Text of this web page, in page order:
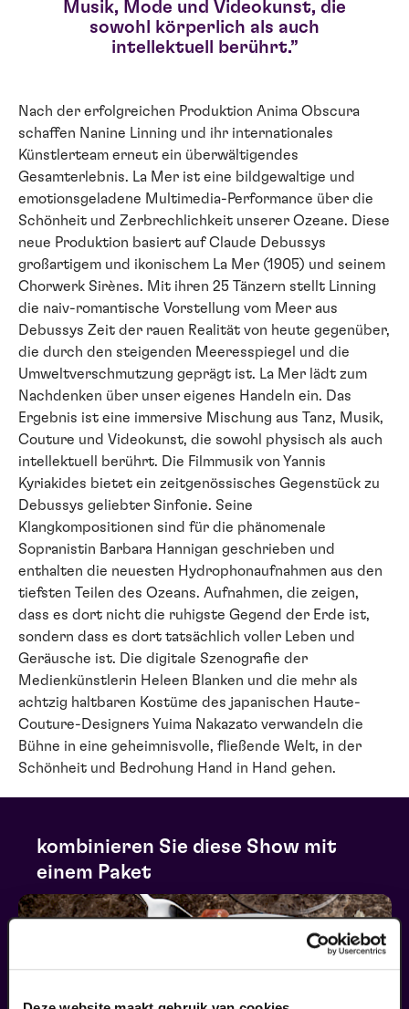
Musik, Mode und Videokunst, die
sowohl körperlich als auch
intellektuell berührt.
Nach der erfolgreichen Produktion Anima Obscura
schaffen Nanine Linning und ihr internationales
Künstlerteam erneut ein überwältigendes
Gesamterlebnis. La Mer ist eine bildgewaltige und
emotionsgeladene Multimedia-Performance über die
Schönheit und Zerbrechlichkeit unserer Ozeane. Diese
neue Produktion basiert auf Claude Debussys
großartigem und ikonischem La Mer (1905) und seinem
Chorwerk Sirènes. Mit ihren 25 Tänzern stellt Linning
die naiv-romantische Vorstellung vom Meer aus
Debussys Zeit der rauen Realität von heute gegenüber,
die durch den steigenden Meeresspiegel und die
Umweltverschmutzung geprägt ist. La Mer lädt zum
Nachdenken über unser eigenes Handeln ein. Das
Ergebnis ist eine immersive Mischung aus Tanz, Musik,
Couture und Videokunst, die sowohl physisch als auch
intellektuell berührt. Die Filmmusik von Yannis
Kyriakides bietet ein zeitgenössisches Gegenstück zu
Debussys geliebter Sinfonie. Seine
Klangkompositionen sind für die phänomenale
Sopranistin Barbara Hannigan geschrieben und
enthalten die neuesten Hydrophonaufnahmen aus den
tiefsten Teilen des Ozeans. Aufnahmen, die zeigen,
dass es dort nicht die ruhigste Gegend der Erde ist,
sondern dass es dort tatsächlich voller Leben und
Geräusche ist. Die digitale Szenografie der
Medienkünstlerin Heleen Blanken und die mehr als
achtzig haltbaren Kostüme des japanischen Haute-
Couture-Designers Yuima Nakazato verwandeln die
Bühne in eine geheimnisvolle, fließende Welt, in der
Schönheit und Bedrohung Hand in Hand gehen.
kombinieren Sie diese Show mit
einem Paket